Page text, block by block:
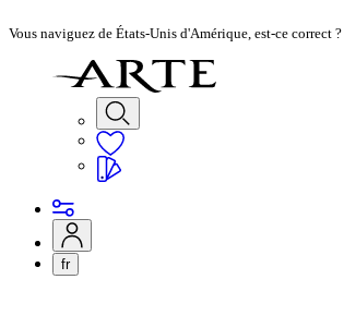
Vous naviguez de États-Unis d'Amérique, est-ce correct ?
fr